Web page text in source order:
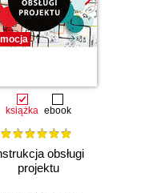
książka ebook
obsługi
projektu